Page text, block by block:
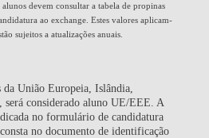
devem consultar a tabela de propinas
ao exchange. Estes valores aplicam-
sujeitos a atualizações anuais.
União Europeia, Islândia,
será considerado aluno UE/EEE. A
no formulário de candidatura
no documento de identificação